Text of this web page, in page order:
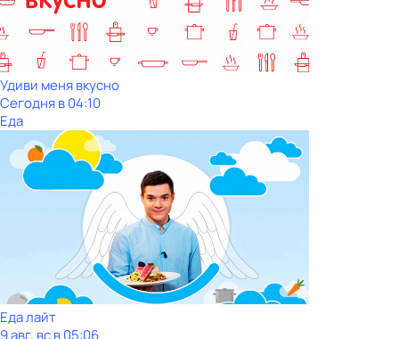
Удиви меня вкусно
Сегодня в 04:10
Еда
Еда лайт
9 авг, вс в 05:06